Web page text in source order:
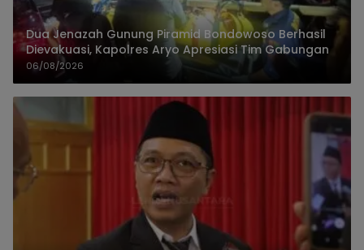
Dua Jenazah Gunung Piramid Bondowoso Berhasil
Dievakuasi, Kapolres Aryo Apresiasi Tim Gabungan
06/08/2026